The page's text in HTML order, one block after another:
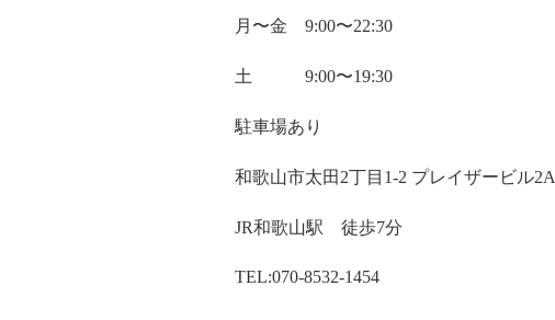
月〜金 9:00〜22:30
土 9:00〜19:30
駐車場あり
和歌山市太田2丁目1-2 プレイザービル2A
JR和歌山駅 徒歩7分
TEL:070-8532-1454